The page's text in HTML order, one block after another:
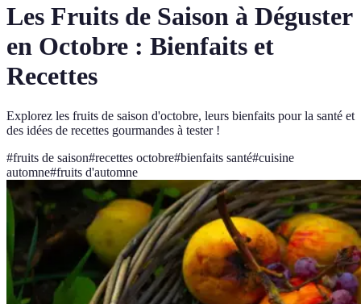
Les Fruits de Saison à Déguster
en Octobre : Bienfaits et
Recettes
Explorez les fruits de saison d'octobre, leurs bienfaits pour la santé et
des idées de recettes gourmandes à tester !
#fruits de saison#recettes octobre#bienfaits santé#cuisine
automne#fruits d'automne